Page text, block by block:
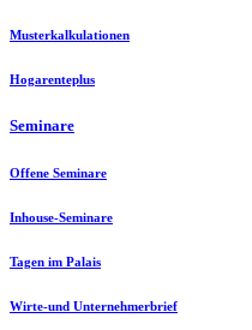
Musterkalkulationen
Hogarenteplus
Seminare
Offene Seminare
Inhouse-Seminare
Tagen im Palais
Wirte-und Unternehmerbrief